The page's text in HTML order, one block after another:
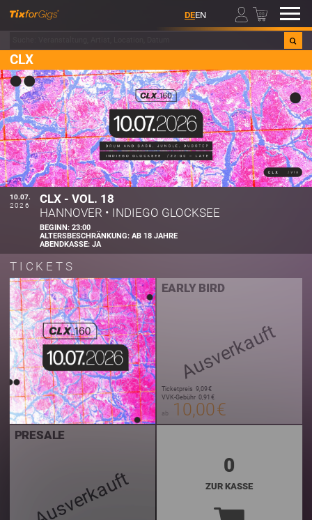
DEEN 00
CLX
10.07.
2026
CLX - VOL. 18
HANNOVER • INDIEGO GLOCKSEE
BEGINN:23:00
ALTERSBESCHRÄNKUNG:AB 18 JAHRE
ABENDKASSE:JA
TICKETS
Ausverkauft
EARLY BIRD
Ticketpreis 9,09 €
VVK-Gebühr 0,91 €
ab 10,00 €
Ausverkauft
PRESALE
0
ZUR KASSE